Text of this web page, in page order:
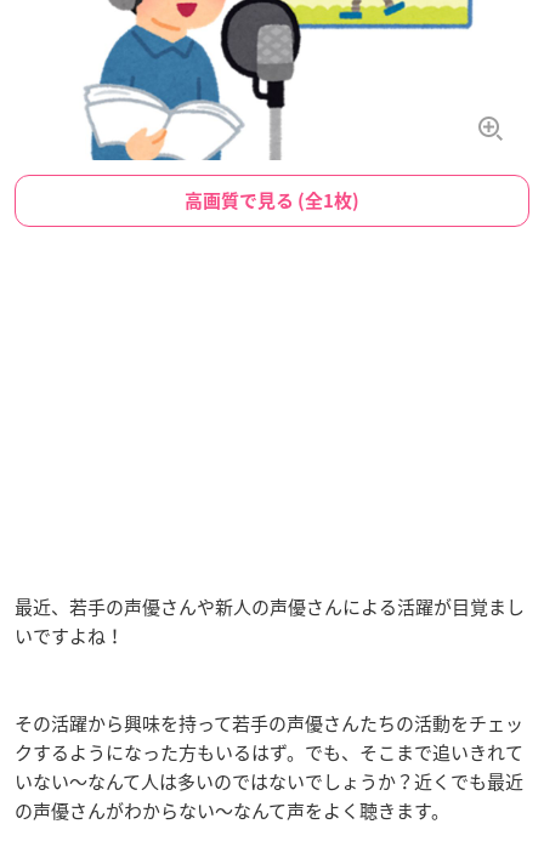
高画質で見る (全1枚)
最近、若手の声優さんや新人の声優さんによる活躍が目覚まし
いですよね！
その活躍から興味を持って若手の声優さんたちの活動をチェッ
クするようになった方もいるはず。でも、そこまで追いきれて
いない〜なんて人は多いのではないでしょうか？近くでも最近
の声優さんがわからない〜なんて声をよく聴きます。